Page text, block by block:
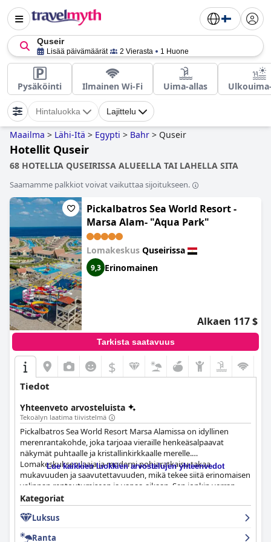
Quseir
Lisää päivämäärät 2 Vierasta 1 Huone
Pysäköinti Ilmainen Wi-Fi Uima-allas
Hintaluokka Lajittelu
Maailma > Lähi-Itä > Egypti > Bahr > Quseir
Hotellit Quseir
68 HOTELLIA QUSEIRISSA ALUEELLA TAI LAHELLA SITA
Saamamme palkkiot voivat vaikuttaa sijoitukseen.
Pickalbatros Sea World Resort -
Marsa Alam- "Aqua Park"
Lomakeskus Quseirissa
9,3 Erinomainen
Alkaen 117 $
Tarkista saatavuus
$
Tiedot
Yhteenveto arvosteluista
Tekoälyn laatima tiivistelmä
Pickalbatros Sea World Resort Marsa Alamissa on idyllinen
merenrantakohde, joka tarjoaa vieraille henkeäsalpaavat
näkymät puhtaalle ja kristallinkirkkaalle merelle.
Lomakeskuksen laaja ja moderni pohjaratkaisu takaa
mukavuuden ja saavutettavuuden, mikä tekee siitä erinomaisen
valinnan rentoutumiseen ja vapaa-aikaan. Sen jonkin verran
syrjäinen sijainti Kairolta ja lentokentältä on kuitenkin pieni
haittapuoli. Ranta on viehättävä, mutta siellä on kivikkoisia
alueita, jotka saattavat vaatia vieraita käyttämään
Lue kaikkien luokkien arvostelujen yhteenvedot
Kategoriat
Luksus
Ranta